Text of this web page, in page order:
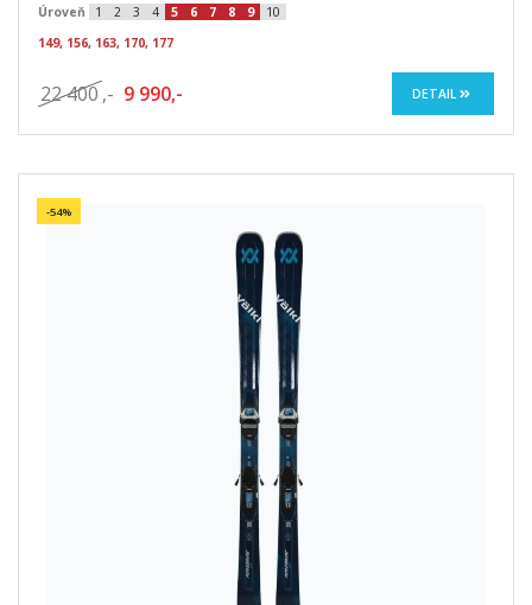
Úroveň
1 2 3 4 5 6 7 8 9
10
149, 156, 163, 170, 177
22 400 ,- 9 990,- DETAIL
-54%